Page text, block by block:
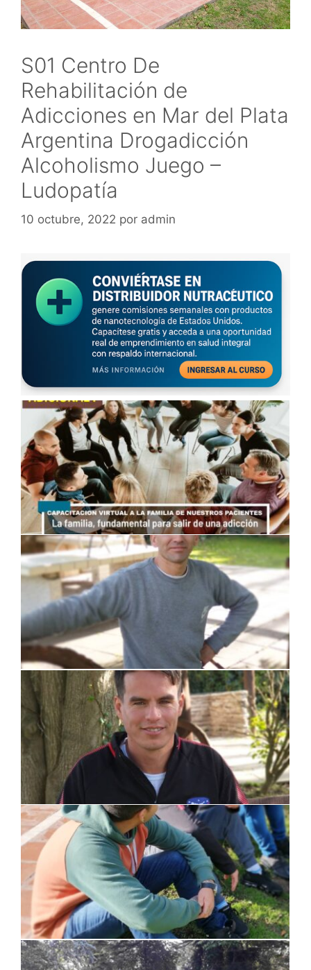
S01 Centro De
Rehabilitación de
Adicciones en Mar del Plata
Argentina Drogadicción
Alcoholismo Juego –
Ludopatía
10 octubre, 2022 por admin